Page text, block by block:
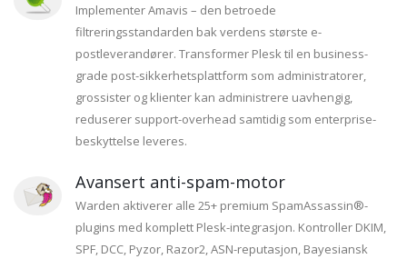
Implementer Amavis – den betroede
filtreringsstandarden bak verdens største e-
postleverandører. Transformer Plesk til en business-
grade post-sikkerhetsplattform som administratorer,
grossister og klienter kan administrere uavhengig,
reduserer support-overhead samtidig som enterprise-
beskyttelse leveres.
Avansert anti-spam-motor
Warden aktiverer alle 25+ premium SpamAssassin®-
plugins med komplett Plesk-integrasjon. Kontroller DKIM,
SPF, DCC, Pyzor, Razor2, ASN-reputasjon, Bayesiansk